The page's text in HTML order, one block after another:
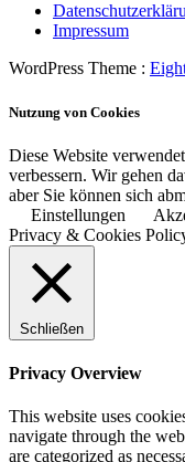
Impressum
WordPress Theme :
Nutzung von Cookies
Diese Website
verbessern. Wir gehen
aber Sie können sich
Einstellungen
Privacy & Cookies
Schließen
Privacy Overview
This website uses
navigate through the
are categorized as